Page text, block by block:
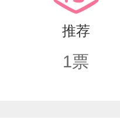
推荐
1票